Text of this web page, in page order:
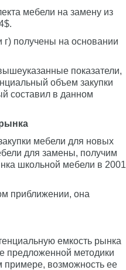
мебели на замену из
получены на основании
показатели,
объем закупки
составил в данном
мебели для новых
для замены, получим
школьной мебели в 2001
приближении, она
емкость рынка
предложенной методики
примере, возможность ее